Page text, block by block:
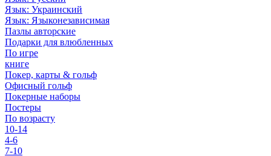
Язык: Украинский
Язык: Языконезависимая
Пазлы авторские
Подарки для влюбленных
По игре
книге
Покер, карты & гольф
Офисный гольф
Покерные наборы
Постеры
По возрасту
10-14
4-6
7-10